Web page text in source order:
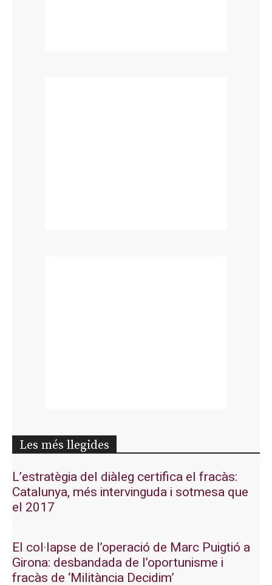
Les més llegides
L’estratègia del diàleg certifica el fracàs:
Catalunya, més intervinguda i sotmesa que
el 2017
El col·lapse de l’operació de Marc Puigtió a
Girona: desbandada de l’oportunisme i
fracàs de ‘Militància Decidim’